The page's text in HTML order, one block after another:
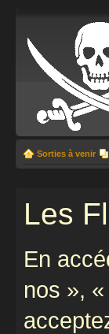
Sorties à venir
Les
En
nos »,